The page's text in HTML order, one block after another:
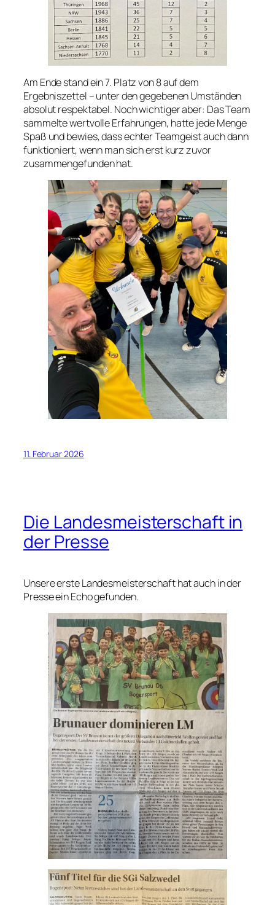
Am Ende stand ein 7. Platz von 8 auf dem
Ergebniszettel – unter den gegebenen Umständen
absolut respektabel. Noch wichtiger aber: Das Team
sammelte wertvolle Erfahrungen, hatte jede Menge
Spaß und bewies, dass echter Teamgeist auch dann
funktioniert, wenn man sich erst kurz zuvor
zusammengefunden hat.
11. Februar 2026
Die Landesmeisterschaft in
der Presse
Unsere erste Landesmeisterschaft hat auch in der
Presse ein Echo gefunden.